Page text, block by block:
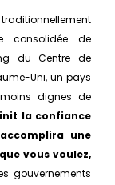
consolidée de
du Centre de
Uni, un pays
dignes de
la confiance
une
vous voulez,
gouvernements